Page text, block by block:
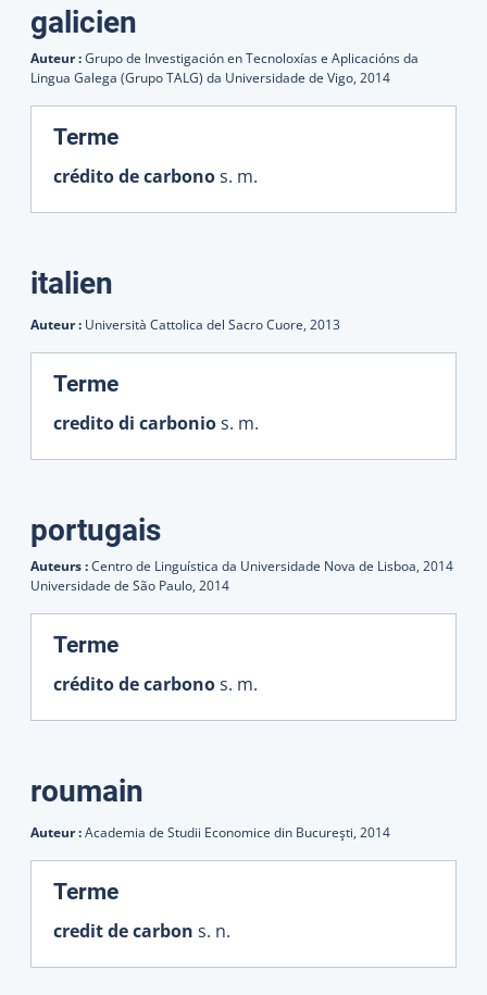
galicien
Auteur :Grupo de Investigación en Tecnoloxías e Aplicacións da
Lingua Galega (Grupo TALG) da Universidade de Vigo, 2014
Terme:
crédito de carbonos. m.
italien
Auteur : Università Cattolica del Sacro Cuore, 2013
Terme:
credito di carbonios. m.
portugais
Auteurs :Centro de Linguística da Universidade Nova de Lisboa, 2014
Universidade de São Paulo, 2014
Terme:
crédito de carbonos. m.
roumain
Auteur :Academia de Studii Economice din Bucureşti, 2014
Terme:
credit de carbon s. n.